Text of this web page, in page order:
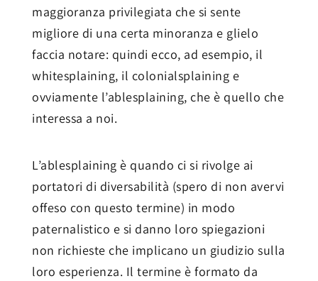
maggioranza privilegiata che si sente
migliore di una certa minoranza e glielo
faccia notare: quindi ecco, ad esempio, il
whitesplaining, il colonialsplaining e
ovviamente l’ablesplaining, che è quello che
interessa a noi.
L’ablesplaining è quando ci si rivolge ai
portatori di diversabilità (spero di non avervi
offeso con questo termine) in modo
paternalistico e si danno loro spiegazioni
non richieste che implicano un giudizio sulla
loro esperienza. Il termine è formato da